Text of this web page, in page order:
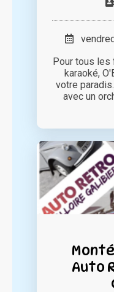
Pour tous les
karaoké,
votre
avec un
Auto